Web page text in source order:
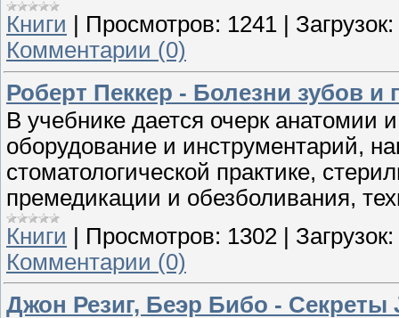
Книги
Просмотров: 1241
Загрузок:
Комментарии (0)
Роберт Пеккер - Болезни зубов и
В учебнике дается очерк анатомии
оборудование и инструментарий,
стоматологической практике,
премедикации и обезболивания,
Книги
Просмотров: 1302
Загрузок:
Комментарии (0)
Джон Резиг, Беэр Бибо - Секреты